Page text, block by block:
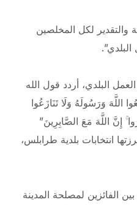
والتقدير لكل المخلصين
البلدي، أردد قول الله
اللَّهَ وَرَسُولَهُ وَلَا تَنَازَعُوا
إِنَّ اللَّهَ مَعَ الصَّابِرِينَ”
انتخابات بلدية طرابلس،
الفائزين لمصلحة المدينة